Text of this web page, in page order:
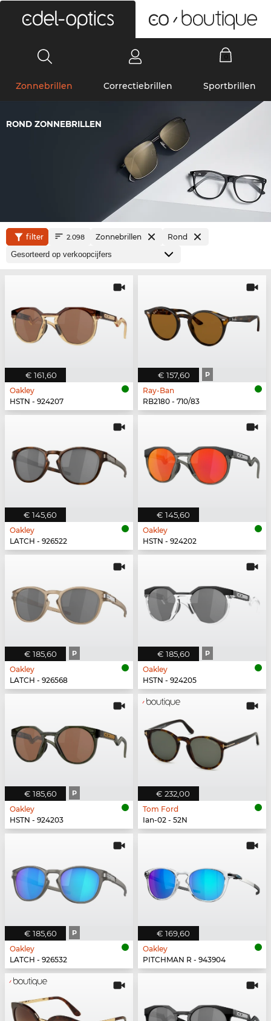
Zonnebrillen Correctiebrillen Sportbrillen
ROND ZONNEBRILLEN
filter 2.098 Zonnebrillen Rond
€ 161,60
Oakley
HSTN - 924207
€ 157,60 P
Ray-Ban
RB2180 - 710/83
€ 145,60
Oakley
LATCH - 926522
€ 145,60
Oakley
HSTN - 924202
€ 185,60 P
Oakley
LATCH - 926568
€ 185,60 P
Oakley
HSTN - 924205
€ 185,60 P
Oakley
HSTN - 924203
€ 232,00
Tom Ford
Ian-02 - 52N
€ 185,60 P
Oakley
LATCH - 926532
€ 169,60
Oakley
PITCHMAN R - 943904